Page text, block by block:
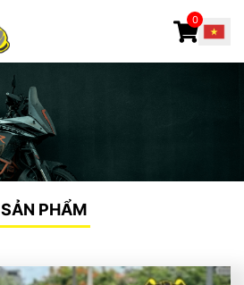
0
SẢN PHẨM